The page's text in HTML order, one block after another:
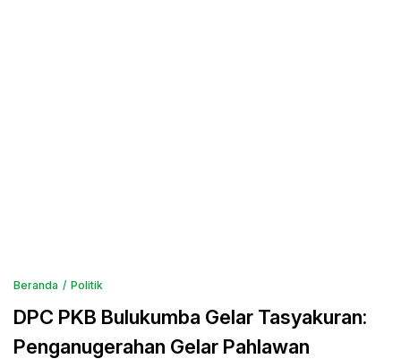
Beranda Politik
DPC PKB Bulukumba Gelar Tasyakuran:
Penganugerahan Gelar Pahlawan